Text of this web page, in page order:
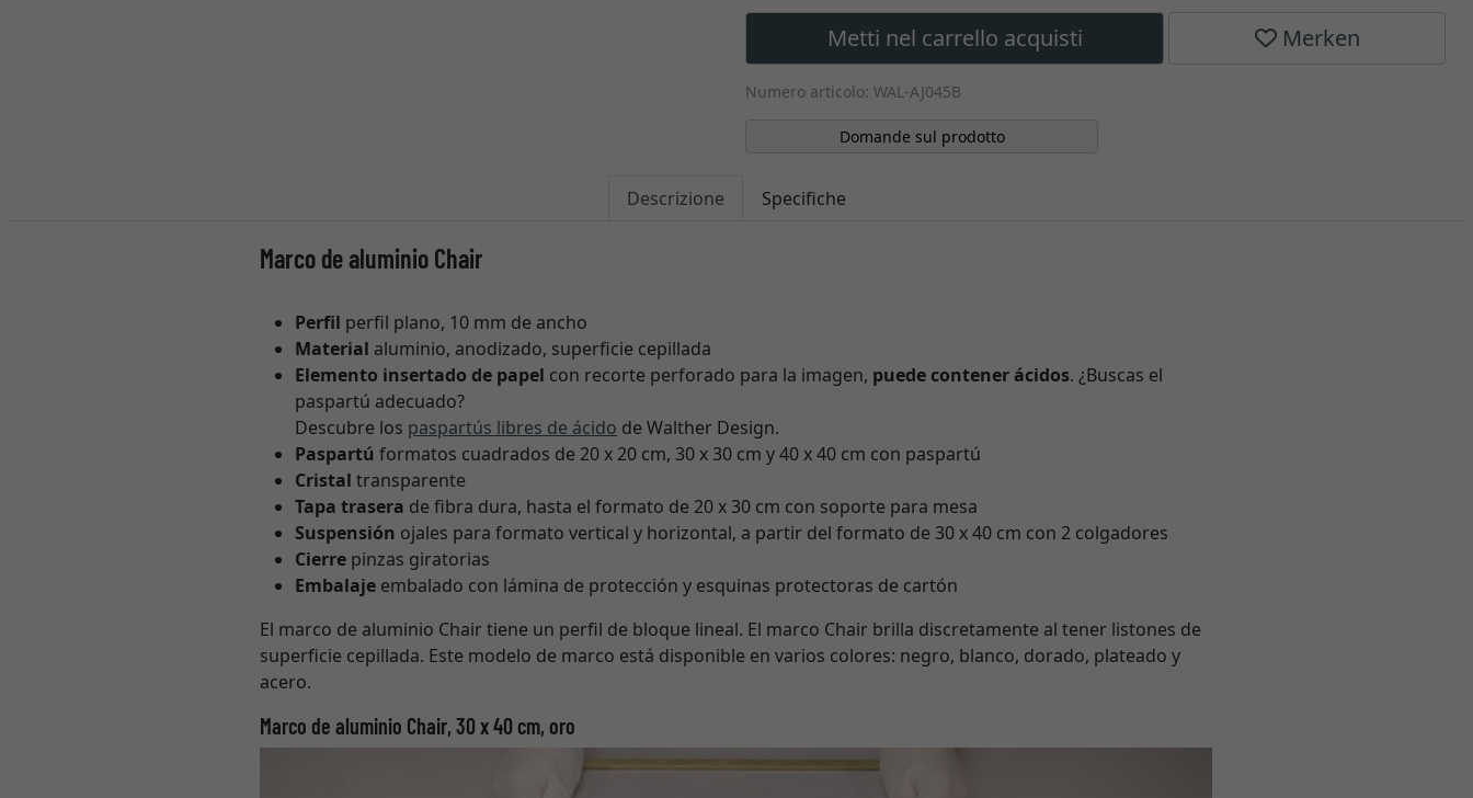
Metti nel carrello acquisti Merken
Numero articolo: WAL-AJ045B
Domande sul prodotto
Descrizione Specifiche
Marco de aluminio Chair
Perfil perfil plano, 10 mm de ancho
Material aluminio, anodizado, superficie cepillada
Elemento insertado de papel con recorte perforado para la imagen, puede contener ácidos. ¿Buscas el
paspartú adecuado?
Descubre los paspartús libres de ácido de Walther Design.
Paspartú formatos cuadrados de 20 x 20 cm, 30 x 30 cm y 40 x 40 cm con paspartú
Cristal transparente
Tapa trasera de fibra dura, hasta el formato de 20 x 30 cm con soporte para mesa
Suspensión ojales para formato vertical y horizontal, a partir del formato de 30 x 40 cm con 2 colgadores
Cierre pinzas giratorias
Embalaje embalado con lámina de protección y esquinas protectoras de cartón
El marco de aluminio Chair tiene un perfil de bloque lineal. El marco Chair brilla discretamente al tener listones de
superficie cepillada. Este modelo de marco está disponible en varios colores: negro, blanco, dorado, plateado y
acero.
Marco de aluminio Chair, 30 x 40 cm, oro